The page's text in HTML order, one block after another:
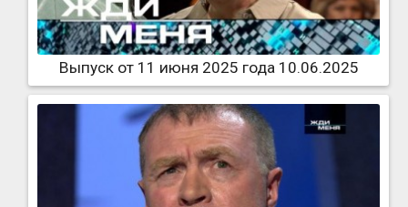
Выпуск от 11 июня 2025 года 10.06.2025